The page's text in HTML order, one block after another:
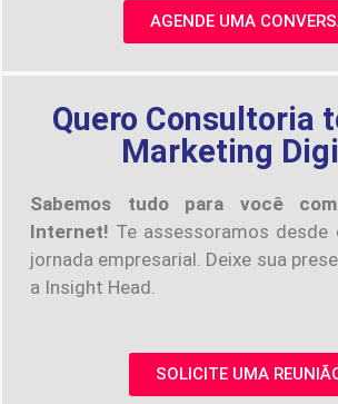
AGENDE UMA
Quero Consultoria
Marketing
Sabemos tudo para você
Internet! Te assessoramos desde
jornada empresarial. Deixe sua
a Insight Head.
SOLICITE UMA